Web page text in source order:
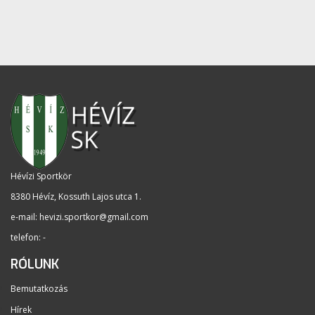
Hévízi Sportkör
8380 Hévíz, Kossuth Lajos utca 1 .
e-mail: hevizi.sportkor@gmail.com
telefon: -
RÓLUNK
Bemutatkozás
Hírek